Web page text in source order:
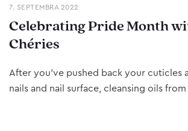
7. SEPTEMBRA 2022
Celebrating Pride Month
Chéries
After you’ve pushed back your cuticles
nails and nail surface, cleansing oils from